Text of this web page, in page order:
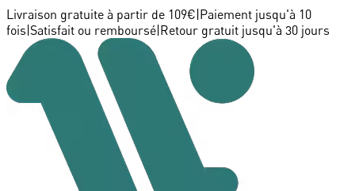
Livraison gratuite à partir de 109€ Paiement jusqu'à 10
fois Satisfait ou remboursé Retour gratuit jusqu'à 30 jours